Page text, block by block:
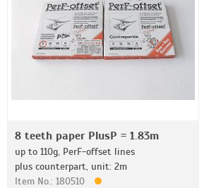
8 teeth paper PlusP = 1.83m
up to 110g, PerF-offset lines
plus counterpart, unit: 2m
Item No.: 180510